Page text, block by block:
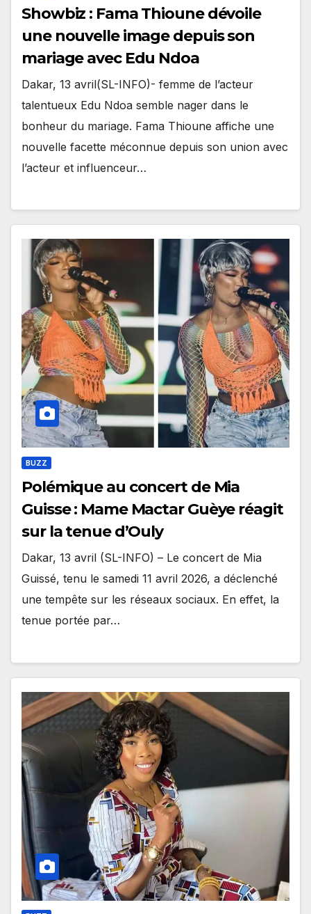
Showbiz : Fama Thioune dévoile
une nouvelle image depuis son
mariage avec Edu Ndoa
Dakar, 13 avril(SL-INFO)- femme de l’acteur
talentueux Edu Ndoa semble nager dans le
bonheur du mariage. Fama Thioune affiche une
nouvelle facette méconnue depuis son union avec
l’acteur et influenceur…
BUZZ
Polémique au concert de Mia
Guisse : Mame Mactar Guèye réagit
sur la tenue d’Ouly
Dakar, 13 avril (SL-INFO) – Le concert de Mia
Guissé, tenu le samedi 11 avril 2026, a déclenché
une tempête sur les réseaux sociaux. En effet, la
tenue portée par…